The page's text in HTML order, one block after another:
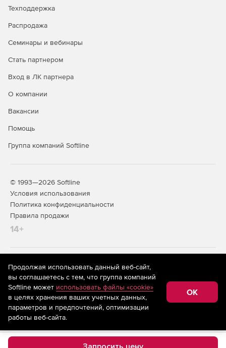
Техподдержка
Распродажа
Семинары и вебинары
Стать партнером
Вход в ЛК партнера
О компании
Вакансии
Помощь
Группа компаний Softline
© 1993—2026 Softline
Условия использования
Политика конфиденциальности
Правила продажи
14+
На информационном ресурсе store.softline.ru применяются
рекомендательные технологии
(информационные технологии
предоставления информации на основе сбора,
систематизации и анализа сведений, относящихся к
предпочтениям пользователей сети «Интернет»,
находящихся на территории Российской Федерации)
Продолжая использовать данный веб-сайт,
вы соглашаетесь с тем, что группа компаний
Softline может использовать файлы «cookie»
в целях хранения ваших учетных данных,
параметров и предпочтений, оптимизации
работы веб-сайта.
OK